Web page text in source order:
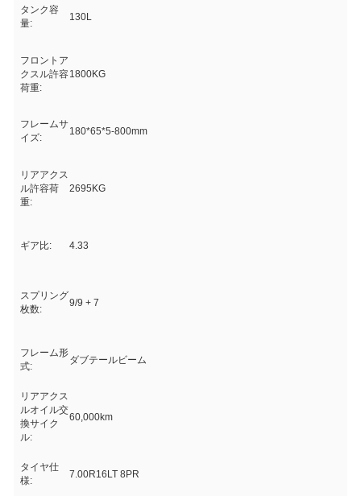
タンク容
量:
130L
フロントア
クスル許容
荷重:
1800KG
フレームサ
イズ:
180*65*5-800mm
リアアクス
ル許容荷
重:
2695KG
ギア比: 4.33
スプリング
枚数:
9/9 + 7
フレーム形
式:
ダブテールビーム
リアアクス
ルオイル交
換サイク
ル:
60,000km
タイヤ仕
様:
7.00R16LT 8PR